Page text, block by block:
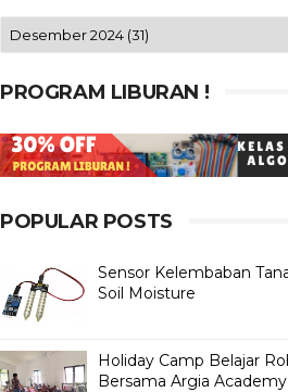
PROGRAM LIBURAN !
POPULAR POSTS
Sensor Kelembaban
Soil Moisture
Holiday Camp Belajar
Bersama Argia Academy